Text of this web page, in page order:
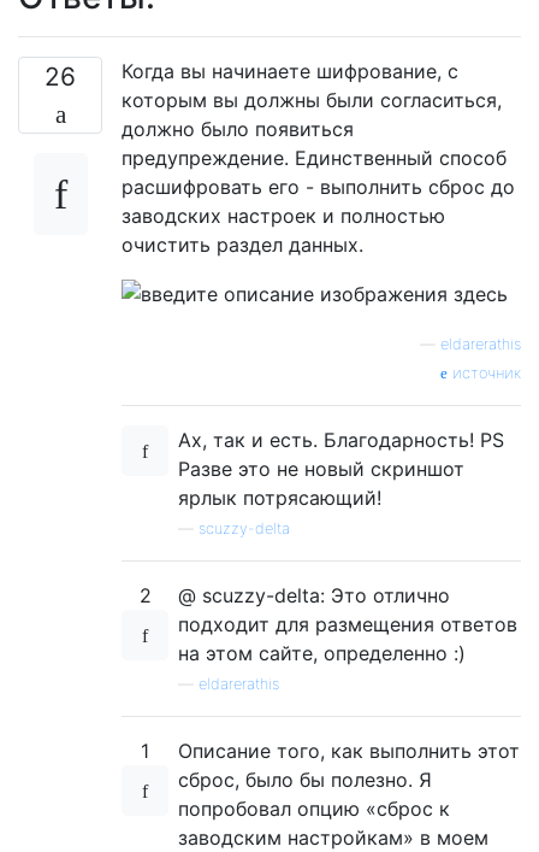
26
Когда вы начинаете шифрование, с
которым вы должны были согласиться,
должно было появиться
предупреждение. Единственный способ
расшифровать его - выполнить сброс до
заводских настроек и полностью
очистить раздел данных.
eldarerathis
источник
Ах, так и есть. Благодарность! PS
Разве это не новый скриншот
ярлык потрясающий!
scuzzy-delta
2
@ scuzzy-delta: Это отлично
подходит для размещения ответов
на этом сайте, определенно :)
eldarerathis
1
Описание того, как выполнить этот
сброс, было бы полезно. Я
попробовал опцию «сброс к
заводским настройкам» в моем